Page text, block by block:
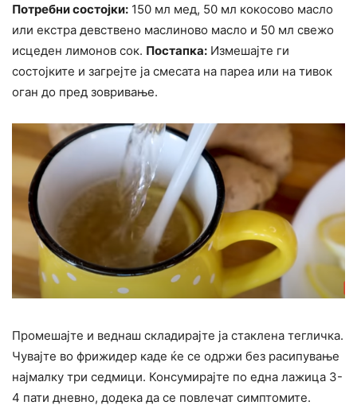
Потребни состојки: 150 мл мед, 50 мл кокосово масло
или екстра девствено маслиново масло и 50 мл свежо
исцеден лимонов сок. Постапка: Измешајте ги
состојките и загрејте ја смесата на пареа или на тивок
оган до пред зовривање.
Промешајте и веднаш складирајте ја стаклена тегличка.
Чувајте во фрижидер каде ќе се одржи без расипување
најмалку три седмици. Консумирајте по една лажица 3-
4 пати дневно, додека да се повлечат симптомите.